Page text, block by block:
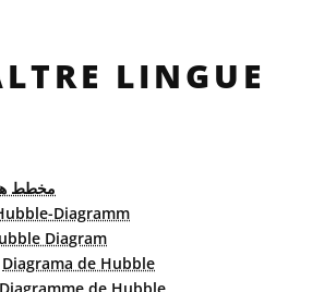
LINGUE
مخطط
Diagramm
Diagram
Diagrama de Hubble